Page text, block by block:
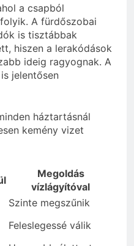
a csapból
A fürdőszobai
is tisztábbak
hiszen a lerakódások
ideig ragyognak. A
jelentősen
háztartásnál
kemény vizet
Megoldás
vízlágyítóval
Szinte megszűnik
Feleslegessé válik